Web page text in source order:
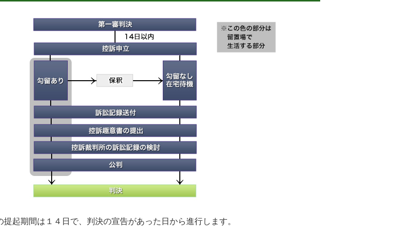
提起期間は１４日で、判決の宣告があった日から進行します。